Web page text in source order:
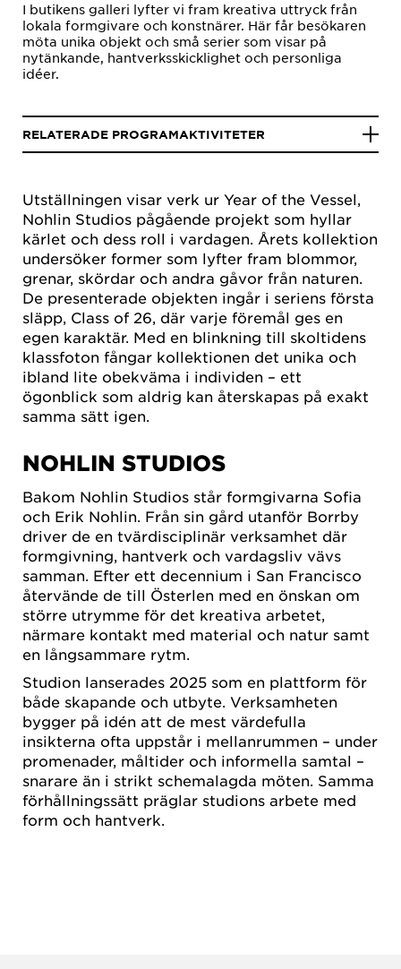
Utställningen visar verk ur Year of the Vessel,
Nohlin Studios pågående projekt som hyllar
kärlet och dess roll i vardagen. Årets kollektion
undersöker former som lyfter fram blommor,
grenar, skördar och andra gåvor från naturen.
De presenterade objekten ingår i seriens första
släpp, Class of 26, där varje föremål ges en
egen karaktär. Med en blinkning till skoltidens
klassfoton fångar kollektionen det unika och
ibland lite obekväma i individen – ett
ögonblick som aldrig kan återskapas på exakt
samma sätt igen.
NOHLIN STUDIOS
Bakom Nohlin Studios står formgivarna Sofia
och Erik Nohlin. Från sin gård utanför Borrby
driver de en tvärdisciplinär verksamhet där
formgivning, hantverk och vardagsliv vävs
samman. Efter ett decennium i San Francisco
återvände de till Österlen med en önskan om
större utrymme för det kreativa arbetet,
närmare kontakt med material och natur samt
en långsammare rytm.
Studion lanserades 2025 som en plattform för
både skapande och utbyte. Verksamheten
bygger på idén att de mest värdefulla
insikterna ofta uppstår i mellanrummen – under
promenader, måltider och informella samtal –
snarare än i strikt schemalagda möten. Samma
förhållningssätt präglar studions arbete med
form och hantverk.
I butikens galleri lyfter vi fram kreativa uttryck från
lokala formgivare och konstnärer. Här får besökaren
möta unika objekt och små serier som visar på
nytänkande, hantverksskicklighet och personliga
idéer.
RELATERADE PROGRAMAKTIVITETER